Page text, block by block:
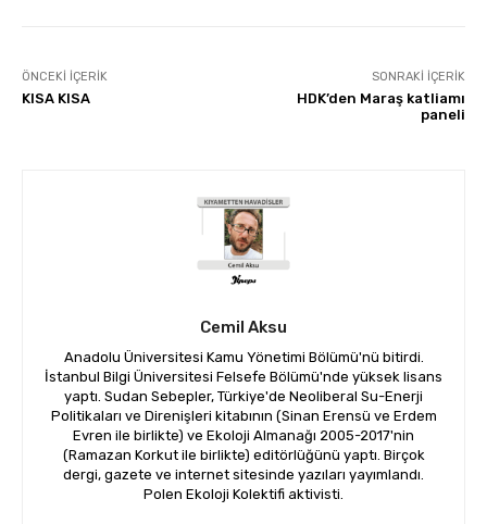
ÖNCEKI İÇERIK
KISA KISA
SONRAKI İÇERIK
HDK’den Maraş katliamı
paneli
Cemil Aksu
Anadolu Üniversitesi Kamu Yönetimi Bölümü'nü bitirdi.
İstanbul Bilgi Üniversitesi Felsefe Bölümü'nde yüksek lisans
yaptı. Sudan Sebepler, Türkiye'de Neoliberal Su-Enerji
Politikaları ve Direnişleri kitabının (Sinan Erensü ve Erdem
Evren ile birlikte) ve Ekoloji Almanağı 2005-2017'nin
(Ramazan Korkut ile birlikte) editörlüğünü yaptı. Birçok
dergi, gazete ve internet sitesinde yazıları yayımlandı.
Polen Ekoloji Kolektifi aktivisti.